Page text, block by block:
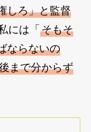
しろ」と監督
には「 そもそ
ならないの
まで分からず